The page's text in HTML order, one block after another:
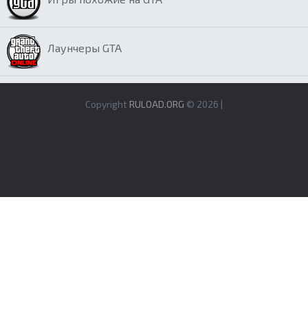
Лаунчеры GTA
Copyright RULOAD.ORG © 2026 |